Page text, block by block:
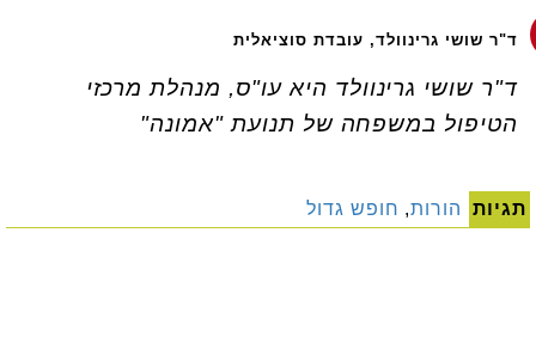
ד"ר שושי גרינוולד, עובדת סוציאלית
ד"ר שושי גרינוולד היא עו"ס, מנהלת מרכזי
הטיפול במשפחה של תנועת "אמונה"
תגיות הורות, חופש גדול